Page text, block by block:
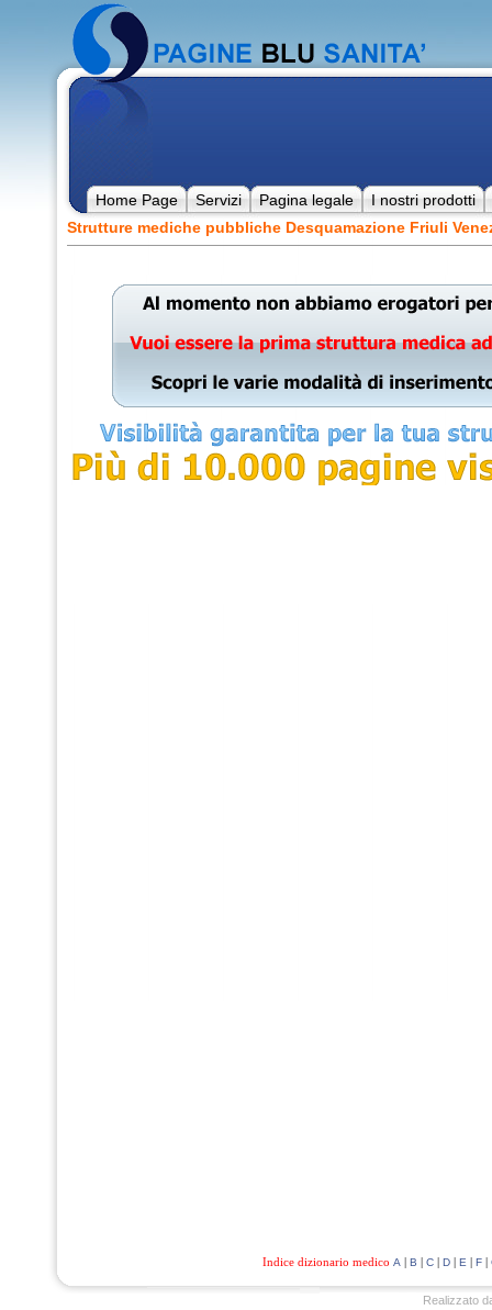
Home Page Servizi Pagina legale
I nostri prodotti
Strutture mediche pubbliche Desquamazione Friuli
Indice dizionario medico A | B | C| D| E | F|
Realizzato